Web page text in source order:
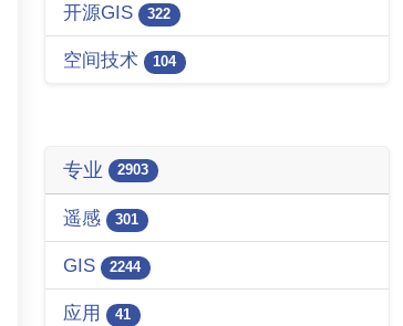
开源GIS 322
空间技术 104
专业 2903
遥感 301
GIS 2244
应用 41